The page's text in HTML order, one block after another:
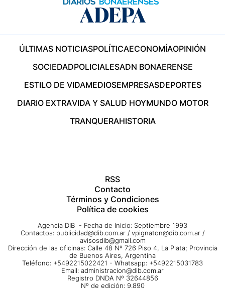
ÚLTIMAS NOTICIASPOLÍTICAECONOMÍAOPINIÓN
SOCIEDADPOLICIALESADN BONAERENSE
ESTILO DE VIDAMEDIOSEMPRESASDEPORTES
DIARIO EXTRAVIDA Y SALUD HOYMUNDO MOTOR
TRANQUERAHISTORIA
RSS
Contacto
Términos y Condiciones
Política de cookies
Agencia DIB - Fecha de Inicio: Septiembre 1993
Contactos: publicidad@dib.com.ar / vpignaton@dib.com.ar /
avisosdib@gmail.com
Dirección de las oficinas: Calle 48 Nº 726 Piso 4, La Plata; Provincia
de Buenos Aires, Argentina
Teléfono: +5492215022421 - Whatsapp: +5492215031783
Email: administracion@dib.com.ar
Registro DNDA Nº 32644856
Nº de edición: 9.890